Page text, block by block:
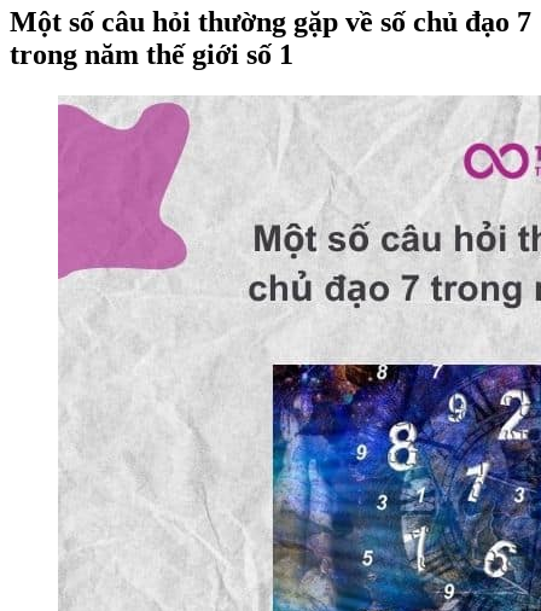
Một số câu hỏi thường gặp về số chủ đạo 7
trong năm thế giới số 1